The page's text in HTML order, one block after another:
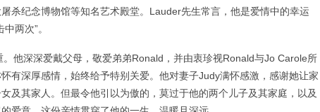
杀纪念博物馆等知名艺术殿堂。Lauder先生常言，他是爱情中的幸运
两次”。
他深深爱戴父母，敬爱弟弟Ronald，并由衷珍视Ronald与Jo Carole所
有深厚感情，始终给予特别关爱。他对妻子Judy满怀感激，感谢她让家
及其家人。但最令他引以为傲的，莫过于他的两个儿子及其家庭，以及